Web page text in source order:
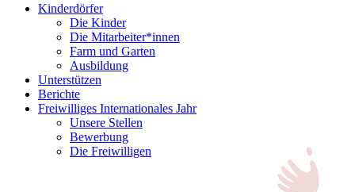
Kinderdörfer
Die Kinder
Die Mitarbeiter*innen
Farm und Garten
Ausbildung
Unterstützen
Berichte
Freiwilliges Internationales Jahr
Unsere Stellen
Bewerbung
Die Freiwilligen